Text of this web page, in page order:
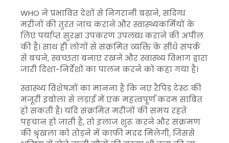
WHO ने प्रभावित देशों से निगरानी बढ़ाने, संदिग्ध
मरीजों की तुरंत जांच कराने और स्वास्थ्यकर्मियों के
लिए पर्याप्त सुरक्षा उपकरण उपलब्ध कराने की अपील
की है। साथ ही लोगों से संक्रमित व्यक्ति के सीधे संपर्क
से बचने, स्वच्छता बनाए रखने और स्वास्थ्य विभाग द्वारा
जारी दिशा-निर्देशों का पालन करने को कहा गया है।
स्वास्थ्य विशेषज्ञों का मानना है कि नए रैपिड टेस्ट की
मंजूरी इबोला से लड़ाई में एक महत्वपूर्ण कदम साबित
हो सकती है। यदि संक्रमित मरीजों की समय रहते
पहचान हो जाती है, तो इलाज शुरू करने और संक्रमण
की श्रृंखला को तोड़ने में काफी मदद मिलेगी, जिससे